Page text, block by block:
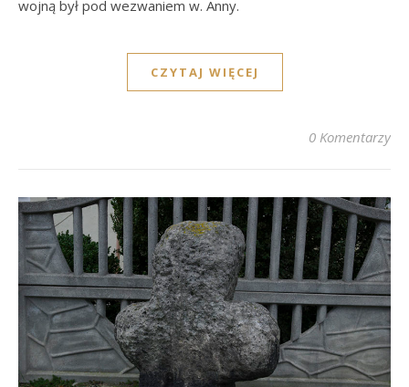
wojną był pod wezwaniem w. Anny.
CZYTAJ WIĘCEJ
0 Komentarzy